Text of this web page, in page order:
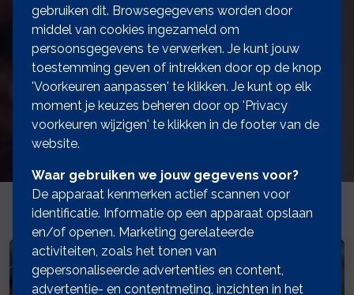
gebruiken dit. Browsegegevens worden door
middel van cookies ingezameld om
persoonsgegevens te verwerken. Je kunt jouw
toestemming geven of intrekken door op de knop
'Voorkeuren aanpassen' te klikken. Je kunt op elk
moment je keuzes beheren door op 'Privacy
voorkeuren wijzigen' te klikken in de footer van de
website.
Waar gebruiken we jouw gegevens voor?
De apparaat kenmerken actief scannen voor
identificatie. Informatie op een apparaat opslaan
en/of openen. Marketing gerelateerde
activiteiten, zoals het tonen van
gepersonaliseerde advertenties en content,
advertentie- en contentmeting, inzichten in het